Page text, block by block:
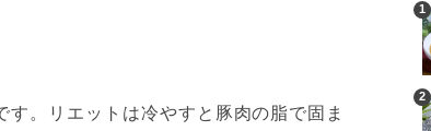
。リエットは冷やすと豚肉の脂で固ま
1
2